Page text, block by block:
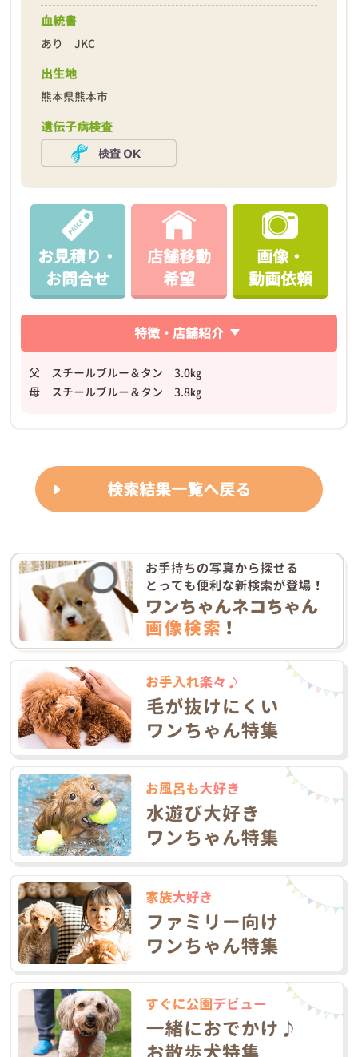
血統書
あり JKC
出生地
熊本県熊本市
遺伝子病検査
お見積り・
お問合せ
店舗移動
希望
画像・
動画依頼
特徴・店舗紹介
父 スチールブルー＆タン 3.0㎏
母 スチールブルー＆タン 3.8㎏
検索結果一覧へ戻る